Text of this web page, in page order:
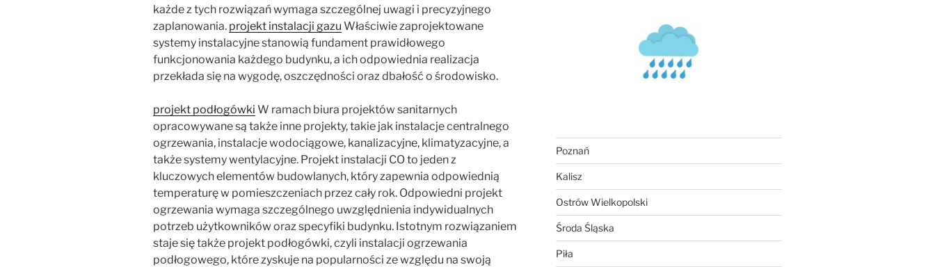
każde z tych rozwiązań wymaga szczególnej uwagi i precyzyjnego
zaplanowania. projekt instalacji gazu Właściwie zaprojektowane
systemy instalacyjne stanowią fundament prawidłowego
funkcjonowania każdego budynku, a ich odpowiednia realizacja
przekłada się na wygodę, oszczędności oraz dbałość o środowisko.
projekt podłogówki W ramach biura projektów sanitarnych
opracowywane są także inne projekty, takie jak instalacje centralnego
ogrzewania, instalacje wodociągowe, kanalizacyjne, klimatyzacyjne, a
także systemy wentylacyjne. Projekt instalacji CO to jeden z
kluczowych elementów budowlanych, który zapewnia odpowiednią
temperaturę w pomieszczeniach przez cały rok. Odpowiedni projekt
ogrzewania wymaga szczególnego uwzględnienia indywidualnych
potrzeb użytkowników oraz specyfiki budynku. Istotnym rozwiązaniem
staje się także projekt podłogówki, czyli instalacji ogrzewania
podłogowego, które zyskuje na popularności ze względu na swoją
Poznań
Kalisz
Ostrów Wielkopolski
Środa Śląska
Piła